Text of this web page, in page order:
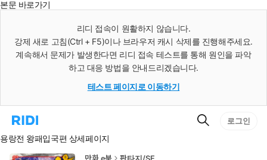
본문 바로가기
리디 접속이 원활하지 않습니다.
강제 새로 고침(Ctrl + F5)이나 브라우저 캐시 삭제를 진행해주세요.
계속해서 문제가 발생한다면 리디 접속 테스트를 통해 원인을 파악
하고 대응 방법을 안내드리겠습니다.
테스트 페이지로 이동하기
리
홈
로
검
로그인
용랑전 왕패입국편 상세페이지